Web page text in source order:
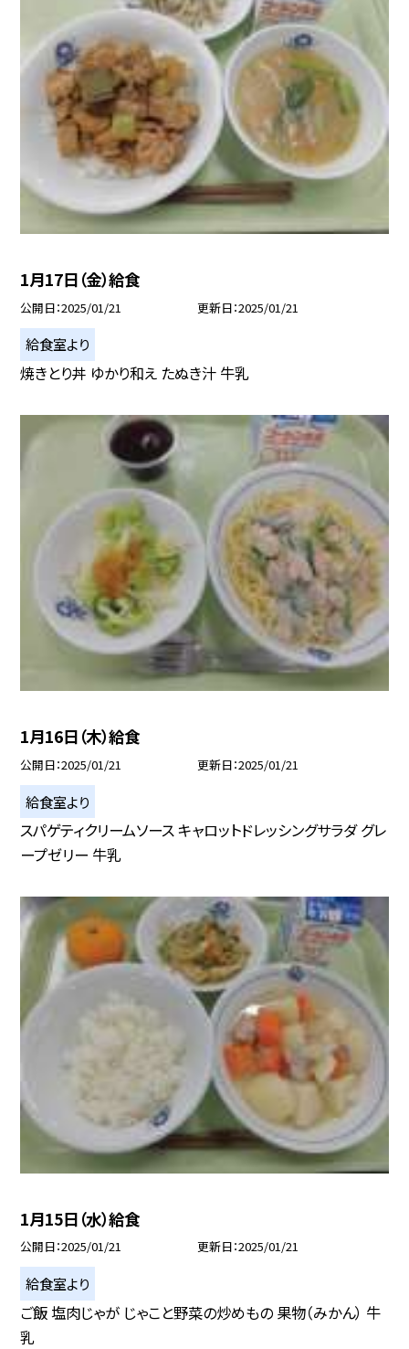
1月17日（金）給食
公開日 2025/01/21 更新日 2025/01/21
給食室より
焼きとり丼 ゆかり和え たぬき汁 牛乳
1月16日（木）給食
公開日 2025/01/21 更新日 2025/01/21
給食室より
スパゲティクリームソース キャロットドレッシングサラダ グレ
ープゼリー 牛乳
1月15日（水）給食
公開日 2025/01/21 更新日 2025/01/21
給食室より
ご飯 塩肉じゃが じゃこと野菜の炒めもの 果物（みかん） 牛
乳